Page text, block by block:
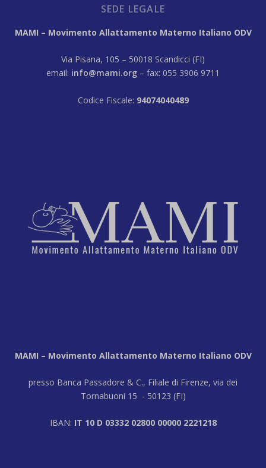
SEDE LEGALE
MAMI – Movimento Allattamento Materno Italiano ODV
Via Pisana, 105 – 50018 Scandicci (FI)
email: info@mami.org – fax: 055 3906 9711
Codice Fiscale: 94074040489
MAMI – Movimento Allattamento Materno Italiano ODV
presso Banca Passadore & C., Filiale di Firenze, via dei
Tornabuoni 15 - 50123 (FI)
IBAN: IT 10 D 03332 02800 00000 2221218